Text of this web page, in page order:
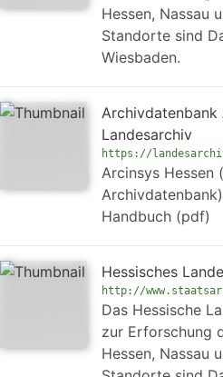
Hessen, Nassau
Standorte sind
Wiesbaden.
Archivdatenbank
Landesarchiv
https://
Arcinsys Hessen
Handbuch (pdf)
Hessisches
http://
Das Hessische
zur Erforschung
Hessen, Nassau